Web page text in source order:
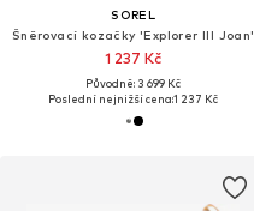
SOREL
Šněrovací kozačky 'Explorer III Joan'
1 237 Kč
Původně: 3 699 Kč
Poslední nejnižší cena:1 237 Kč